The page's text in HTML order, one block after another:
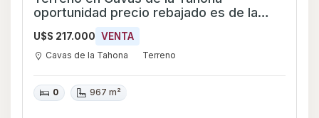
oportunidad precio rebajado es de la
primera etapa
U$S 217.000 VENTA
Cavas de la Tahona Terreno
0 967 m²